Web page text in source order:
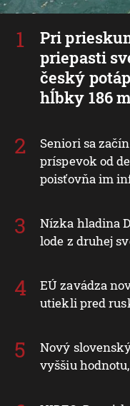
Pri
priepasti
český
hĺbky 186
Seniori sa
príspevok od
poisťovňa im
Nízka hladina
lode z druhej
EÚ zavádza
utiekli pred
Nový
vyššiu